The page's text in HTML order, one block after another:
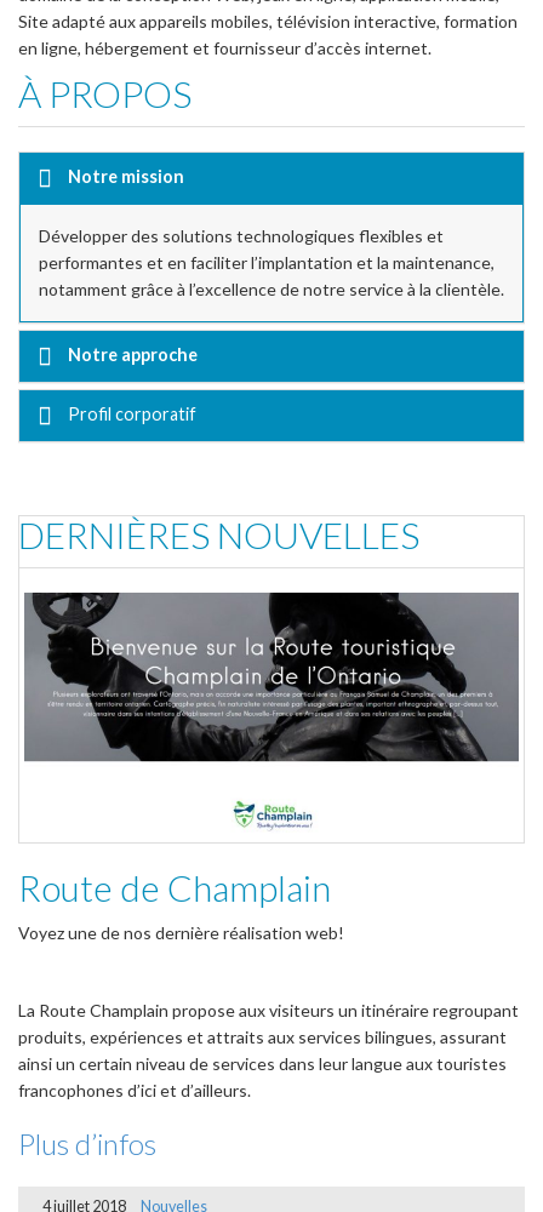
Site adapté aux appareils mobiles, télévision interactive, formation
en ligne, hébergement et fournisseur d’accès internet.
À PROPOS
Notre mission
Développer des solutions technologiques flexibles et
performantes et en faciliter l’implantation et la maintenance,
notamment grâce à l’excellence de notre service à la clientèle.
Notre approche
Profil corporatif
DERNIÈRES NOUVELLES
Route de Champlain
Voyez une de nos dernière réalisation web!
La Route Champlain propose aux visiteurs un itinéraire regroupant
produits, expériences et attraits aux services bilingues, assurant
ainsi un certain niveau de services dans leur langue aux touristes
francophones d’ici et d’ailleurs.
Plus d’infos
4 juillet 2018 Nouvelles